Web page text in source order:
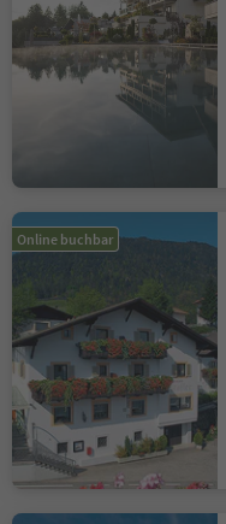
Online buchbar